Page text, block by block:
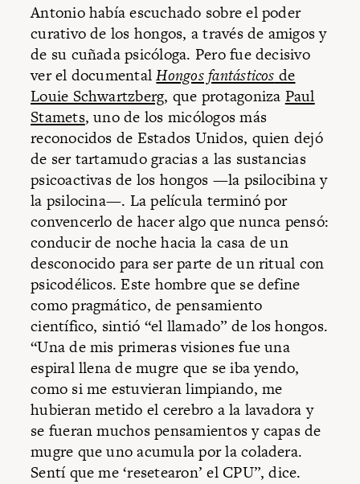
Antonio había escuchado sobre el poder
curativo de los hongos, a través de amigos y
de su cuñada psicóloga. Pero fue decisivo
ver el documentalHongos fantásticos de
Louie Schwartzberg, que protagoniza Paul
Stamets, uno de los micólogos más
reconocidos de Estados Unidos, quien dejó
de ser tartamudo gracias a las sustancias
psicoactivas de los hongos —la psilocibina y
la psilocina—. La película terminó por
convencerlo de hacer algo que nunca pensó:
conducir de noche hacia la casa de un
desconocido para ser parte de un ritual con
psicodélicos. Este hombre que se define
como pragmático, de pensamiento
científico, sintió “el llamado” de los hongos.
“Una de mis primeras visiones fue una
espiral llena de mugre que se iba yendo,
como si me estuvieran limpiando, me
hubieran metido el cerebro a la lavadora y
se fueran muchos pensamientos y capas de
mugre que uno acumula por la coladera.
Sentí que me ‘resetearon’ el CPU”, dice.